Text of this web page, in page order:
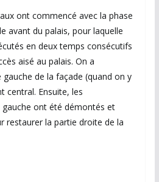
ont commencé avec la phase
avant du palais, pour laquelle
en deux temps consécutifs
aisé au palais. On a
de la façade (quand on y
central. Ensuite, les
ont été démontés et
restaurer la partie droite de la